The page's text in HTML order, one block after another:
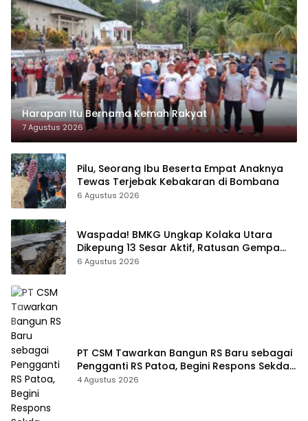
Harapan Itu Bernama Kemah Rakyat
7 Agustus 2026
Pilu, Seorang Ibu Beserta Empat Anaknya
Tewas Terjebak Kebakaran di Bombana
6 Agustus 2026
Waspada! BMKG Ungkap Kolaka Utara
Dikepung 13 Sesar Aktif, Ratusan Gempa
Sudah Terekam
6 Agustus 2026
PT CSM Tawarkan Bangun RS Baru sebagai
Pengganti RS Patoa, Begini Respons Sekda
Kolut
4 Agustus 2026